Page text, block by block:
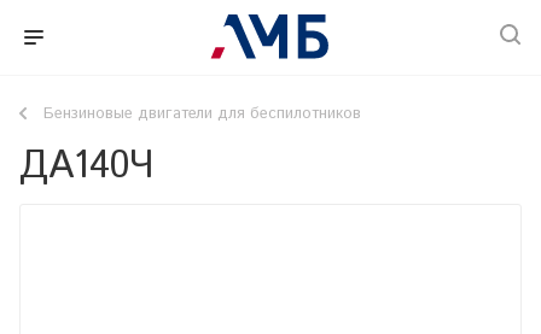
Бензиновые двигатели для беспилотников
ДА140Ч